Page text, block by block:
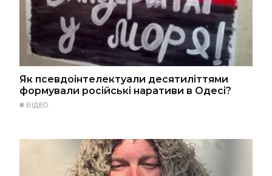
Як псевдоінтелектуали десятиліттями
формували російські наративи в Одесі?
# ВІДЕО